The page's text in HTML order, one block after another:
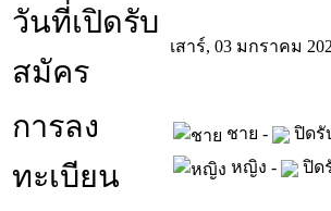
วันที่เปิดรับ
สมัคร
เสาร์, 03 มกราคม
การลง
ทะเบียน
ชาย -
ปิดรั
หญิง -
ปิด